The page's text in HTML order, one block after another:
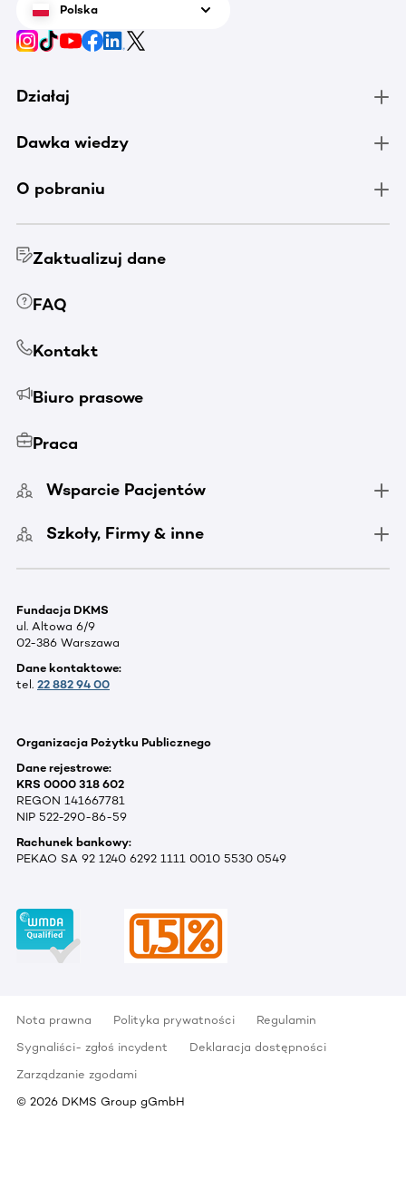
Polska
Działaj
Dawka wiedzy
O pobraniu
Zaktualizuj dane
FAQ
Kontakt
Biuro prasowe
Praca
Wsparcie Pacjentów
Szkoły, Firmy & inne
Fundacja DKMS
ul. Altowa 6/9
02-386 Warszawa
Dane kontaktowe:
tel. 22 882 94 00
Organizacja Pożytku Publicznego
Dane rejestrowe:
KRS 0000 318 602
REGON 141667781
NIP 522-290-86-59
Rachunek bankowy:
PEKAO SA 92 1240 6292 1111 0010 5530 0549
Nota prawna Polityka prywatności
Regulamin
Sygnaliści- zgłoś incydent
Deklaracja dostępności
Zarządzanie zgodami
© 2026 DKMS Group gGmbH